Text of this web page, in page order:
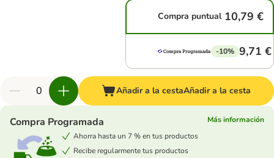
Compra puntual 10,79 €
-10% 9,71 €
Añadir a la cestaAñadir a la cesta
Compra Programada
Más información
Ahorra hasta un 7 % en tus productos
Recibe regularmente tus productos